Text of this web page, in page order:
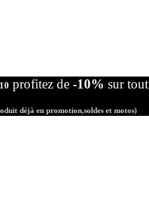
profitez de -10% sur
déjà en promotion,soldes et motos)